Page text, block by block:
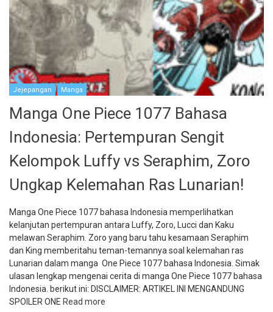
Jejepangan Manga
Manga One Piece 1077 Bahasa
Indonesia: Pertempuran Sengit
Kelompok Luffy vs Seraphim, Zoro
Ungkap Kelemahan Ras Lunarian!
Manga One Piece 1077 bahasa Indonesia memperlihatkan
kelanjutan pertempuran antara Luffy, Zoro, Lucci dan Kaku
melawan Seraphim. Zoro yang baru tahu kesamaan Seraphim
dan King memberitahu teman-temannya soal kelemahan ras
Lunarian dalam manga One Piece 1077 bahasa Indonesia. Simak
ulasan lengkap mengenai cerita di manga One Piece 1077 bahasa
Indonesia. berikut ini: DISCLAIMER: ARTIKEL INI MENGANDUNG
SPOILER ONE Read more